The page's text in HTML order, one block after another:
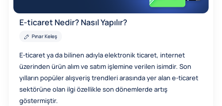
E-ticaret Nedir? Nasıl Yapılır?
Pınar Keleş
E-ticaret ya da bilinen adıyla elektronik ticaret, internet
üzerinden ürün alım ve satım işlemine verilen isimdir. Son
yılların popüler alışveriş trendleri arasında yer alan e-ticaret
sektörüne olan ilgi özellikle son dönemlerde artış
göstermiştir.